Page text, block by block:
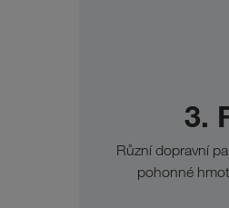
3.
Různí dopravní
pohonné